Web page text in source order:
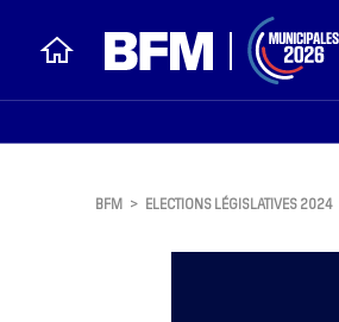
BFM > ELECTIONS LÉGISLATIVES 2024